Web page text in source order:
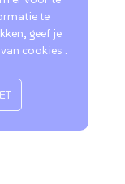
te
geef je
cookies .